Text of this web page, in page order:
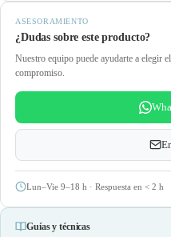
ASESORAMIENTO
¿Dudas sobre este producto?
Nuestro equipo puede ayudarte a elegir
compromiso.
Lun–Vie 9–18 h · Respuesta en < 2 h
Guías y técnicas